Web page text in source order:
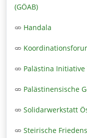
(GÖAB)
Handala
Palästina Initiative
Palästinensische
Solidarwerkstatt
Steirische